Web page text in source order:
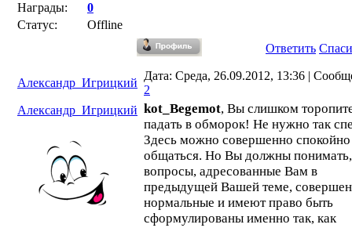
Награды:
0
Статус:
Offline
Ответить
Александр_Игрицкий
Дата: Среда, 26.09.2012, 13:36 |
2
Александр_Игрицкий kot_Begemot, Вы слишком
падать в обморок! Не нужно так
Здесь можно совершенно спокойно
общаться. Но Вы должны
вопросы, адресованные Вам в
предыдущей Вашей теме,
нормальные и имеют право быть
сформулированы именно так, как